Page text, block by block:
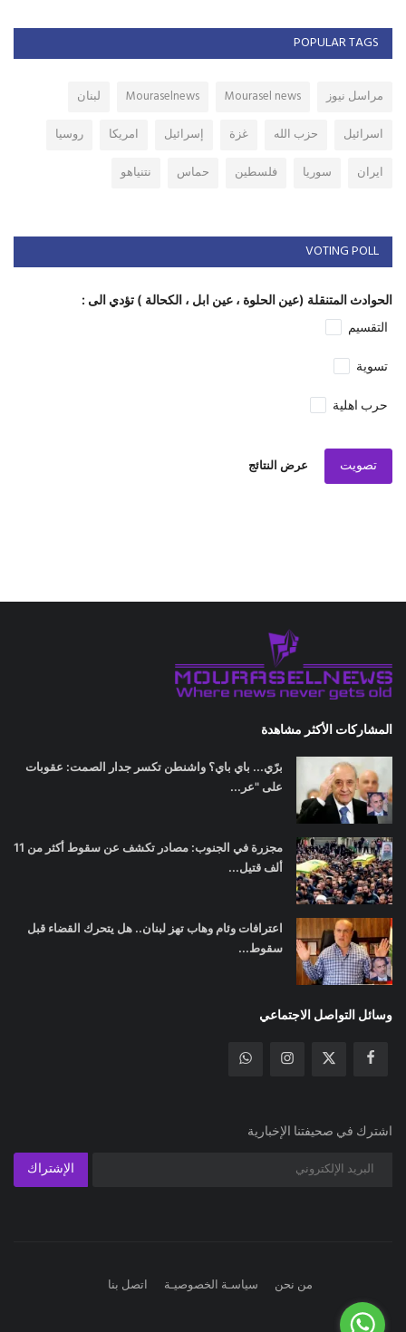
POPULAR TAGS
مراسل نيوز Mourasel news
Mouraselnews
لبنان
اسرائيل
حزب الله غزة إسرائيل امريكا
روسيا
ايران
سوريا فلسطين حماس نتنياهو
VOTING POLL
الحوادث المتنقلة (عين الحلوة ، عين ابل ، الكحالة ) تؤدي الى :
التقسيم
تسوية
حرب اهلية
تصويت عرض النتائج
المشاركات الأكثر مشاهدة
برّي... باي باي؟ واشنطن تكسر جدار الصمت: عقوبات
على "عر...
مجزرة في الجنوب: مصادر تكشف عن سقوط أكثر من 11
ألف قتيل...
اعترافات وئام وهاب تهز لبنان.. هل يتحرك القضاء قبل
سقوط...
وسائل التواصل الاجتماعي
اشترك في صحيفتنا الإخبارية
الإشتراك
من نحن سياسـة الخصوصيـة اتصل بنا